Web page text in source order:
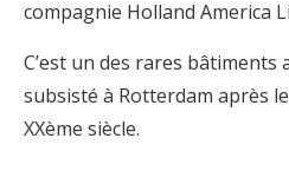
compagnie Holland America
C’est un des rares bâtiments
subsisté à Rotterdam après
XXème siècle.